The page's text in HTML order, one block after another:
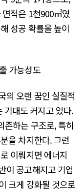
적은 1천900㎡였
성공 확률을 높이
가능성도
의 오랜 꿈인 실질적
기대도 커지고 있다.
하는 구조로, 특히
을 차지한다. 그런
이뤄지면 에너지
이 공고해지고 기업
크게 강화될 것으로